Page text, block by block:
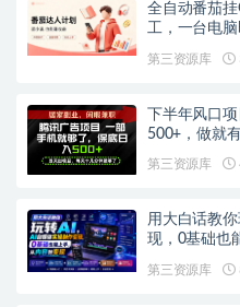
全自动番茄
工，一台电
第三资源库
下半年风口
500+，做就
第三资源库
用大白话教
现，0基础也
第三资源库